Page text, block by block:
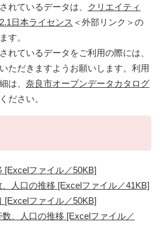
れているデータは、
クリエイティ
日本ライセンス ＜外部リンク＞ の
す。
れているデータをご利用の際には、
ただきますようお願いします。利用
は、 奈良市オープンデータカタログ
ださい。
[Excelファイル／50KB]
人口の推移 [Excelファイル／41KB]
[Excelファイル／50KB]
、人口の推移 [Excelファイル／